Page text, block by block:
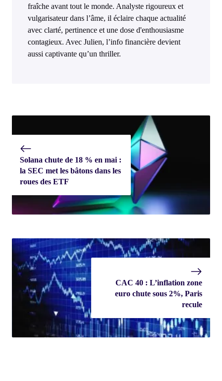
fraîche avant tout le monde. Analyste rigoureux et
vulgarisateur dans l’âme, il éclaire chaque actualité
avec clarté, pertinence et une dose d'enthousiasme
contagieux. Avec Julien, l’info financière devient
aussi captivante qu’un thriller.
Solana chute de 18 % en mai :
la SEC met les bâtons dans les
roues des ETF
CAC 40 : L’inflation zone
euro chute sous 2%, Paris
recule